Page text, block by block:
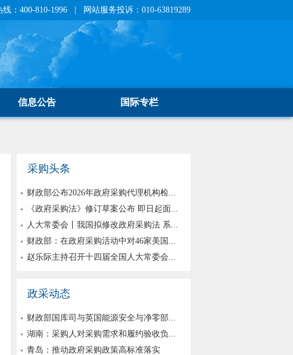
线：400-810-1996 | 网站服务投诉：010-63819289
信息公告 国际专栏
采购头条
财政部公布2026年政府采购代理机构检...
《政府采购法》修订草案公布 即日起面...
人大常委会丨我国拟修改政府采购法 系...
财政部：在政府采购活动中对46家美国...
赵乐际主持召开十四届全国人大常委会...
政采动态
财政部国库司与英国能源安全与净零部...
湖南：采购人对采购需求和履约验收负...
青岛：推动政府采购政策高标准落实